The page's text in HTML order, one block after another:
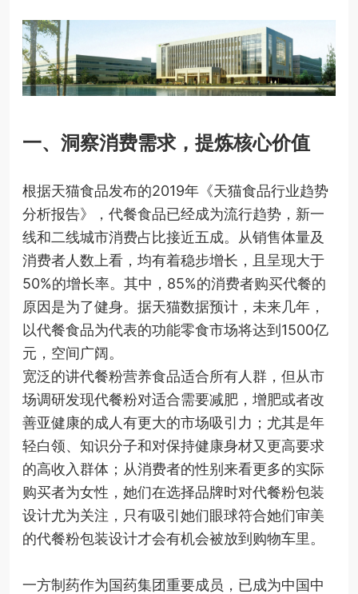
一、洞察消费需求，提炼核心价值
根据天猫食品发布的2019年《天猫食品行业趋势
分析报告》，代餐食品已经成为流行趋势，新一
线和二线城市消费占比接近五成。从销售体量及
消费者人数上看，均有着稳步增长，且呈现大于
50%的增长率。其中，85%的消费者购买代餐的
原因是为了健身。据天猫数据预计，未来几年，
以代餐食品为代表的功能零食市场将达到1500亿
元，空间广阔。
宽泛的讲代餐粉营养食品适合所有人群，但从市
场调研发现代餐粉对适合需要减肥，增肥或者改
善亚健康的成人有更大的市场吸引力；尤其是年
轻白领、知识分子和对保持健康身材又更高要求
的高收入群体；从消费者的性别来看更多的实际
购买者为女性，她们在选择品牌时对代餐粉包装
设计尤为关注，只有吸引她们眼球符合她们审美
的代餐粉包装设计才会有机会被放到购物车里。
一方制药作为国药集团重要成员，已成为中国中